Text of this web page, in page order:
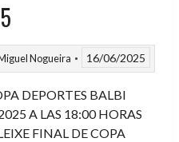
Nogueira 16/06/2025
DEPORTES BALBI
A LAS 18:00 HORAS
FINAL DE COPA